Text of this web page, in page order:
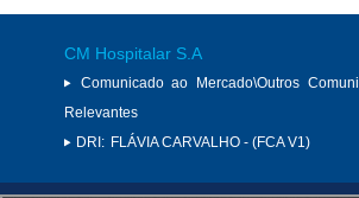
CM Hospitalar S.A
Comunicado ao Mercado\Outros
Relevantes
DRI: FLÁVIA CARVALHO - (FCA V1)